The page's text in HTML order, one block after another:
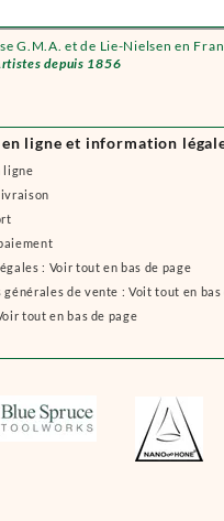
G.M.A. et de Lie-Nielsen en
depuis 1856
ligne et information
ligne
: Voir tout en bas de page
de vente : Voit tout en bas
tout en bas de page